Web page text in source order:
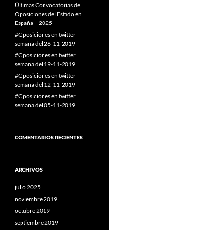
Últimas Convocatorias de
Oposiciones del Estado en
España – 2025
#Oposiciones en twitter
semana del 26-11-2019
#Oposiciones en twitter
semana del 19-11-2019
#Oposiciones en twitter
semana del 12-11-2019
#Oposiciones en twitter
semana del 05-11-2019
COMENTARIOS RECIENTES
ARCHIVOS
julio 2025
noviembre 2019
octubre 2019
septiembre 2019